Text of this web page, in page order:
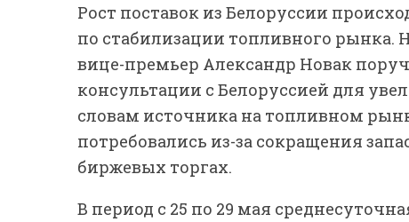
Рост поставок из Белоруссии
по стабилизации топливного рынка.
вице-премьер Александр Новак
консультации с Белоруссией для
словам источника на топливном
потребовались из-за сокращения
биржевых торгах.
В период с 25 по 29 мая